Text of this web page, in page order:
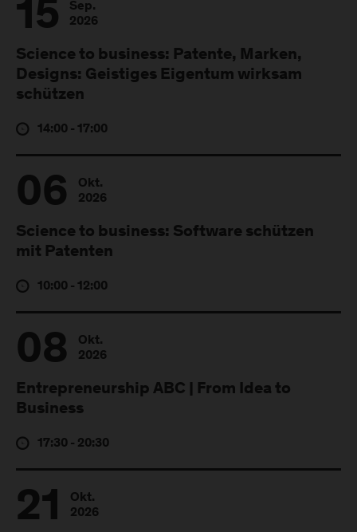
15
Sep.
2026
Science to business: Patente, Marken,
Designs: Geistiges Eigentum wirksam
schützen
14:00 - 17:00
06
Okt.
2026
Science to business: Software schützen
mit Patenten
10:00 - 12:00
08
Okt.
2026
Entrepreneurship ABC | From Idea to
Business
17:30 - 20:30
21
Okt.
2026